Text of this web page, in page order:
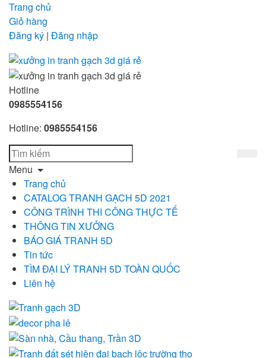
Trang chủ
Giỏ hàng
Đăng ký | Đăng nhập
Hotline
0985554156
Hotline: 0985554156
Menu
Trang chủ
CATALOG TRANH GẠCH 5D 2021
CÔNG TRÌNH THI CÔNG THỰC TẾ
THÔNG TIN XƯỞNG
BÁO GIÁ TRANH 5D
Tin tức
TÌM ĐẠI LÝ TRANH 5D TOÀN QUỐC
Liên hệ